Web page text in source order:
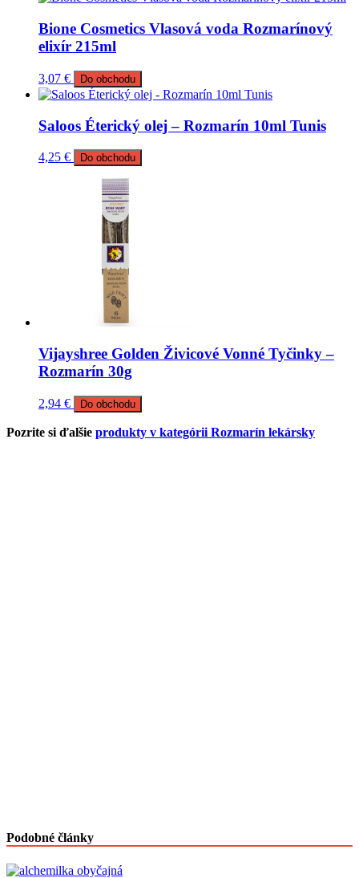
Bione Cosmetics Vlasová voda Rozmarínový
elixír 215ml
3,07 € Do obchodu
Saloos Éterický olej – Rozmarín 10ml Tunis
4,25 € Do obchodu
Vijayshree Golden Živicové Vonné Tyčinky –
Rozmarín 30g
2,94 € Do obchodu
Pozrite si ďalšie produkty v kategórii Rozmarín lekársky
Podobné články